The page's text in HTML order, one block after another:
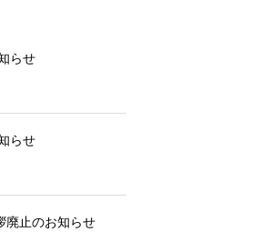
らせ
らせ
廃止のお知らせ